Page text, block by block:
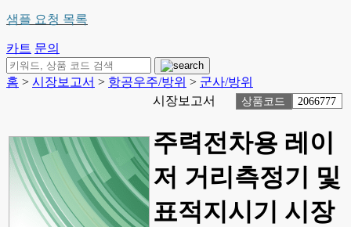
샘플 요청 목록
카트 문의
홈 > 시장보고서 > 항공우주/방위 > 군사/방위
시장보고서
상품코드 2066777
주력전차용 레이
저 거리측정기 및
표적지시기 시장